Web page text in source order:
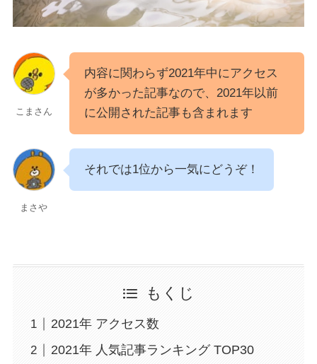
こまさん
内容に関わらず2021年中にアクセス
が多かった記事なので、2021年以前
に公開された記事も含まれます
まさや
それでは1位から一気にどうぞ！
もくじ
2021年 アクセス数
2021年 人気記事ランキング TOP30